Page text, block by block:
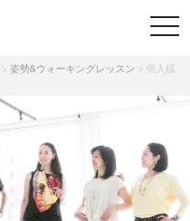
> 姿勢&ウォーキングレッスン > 個人様